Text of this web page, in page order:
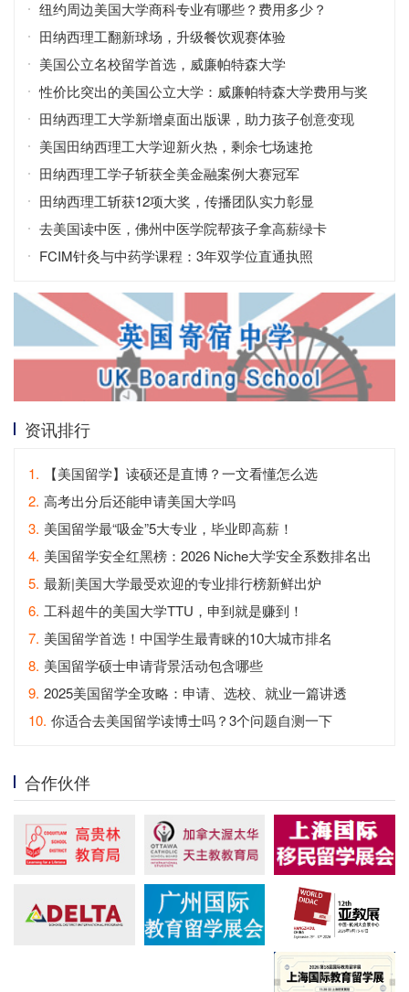
纽约周边美国大学商科专业有哪些？费用多少？
田纳西理工翻新球场，升级餐饮观赛体验
美国公立名校留学首选，威廉帕特森大学
性价比突出的美国公立大学：威廉帕特森大学费用与奖
学金全解析
田纳西理工大学新增桌面出版课，助力孩子创意变现
美国田纳西理工大学迎新火热，剩余七场速抢
田纳西理工学子斩获全美金融案例大赛冠军
田纳西理工斩获12项大奖，传播团队实力彰显
去美国读中医，佛州中医学院帮孩子拿高薪绿卡
FCIM针灸与中药学课程：3年双学位直通执照
资讯排行
1.
【美国留学】读硕还是直博？一文看懂怎么选
2. 高考出分后还能申请美国大学吗
3. 美国留学最“吸金”5大专业，毕业即高薪！
4. 美国留学安全红黑榜：2026 Niche大学安全系数排名出
炉
5. 最新|美国大学最受欢迎的专业排行榜新鲜出炉
6. 工科超牛的美国大学TTU，申到就是赚到！
7. 美国留学首选！中国学生最青睐的10大城市排名
8. 美国留学硕士申请背景活动包含哪些
9. 2025美国留学全攻略：申请、选校、就业一篇讲透
10. 你适合去美国留学读博士吗？3个问题自测一下
合作伙伴